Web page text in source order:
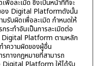
อละเมิด ซึ่งเป็นหน้าที่ที่จะ
อง Digital Platformดังนั้น
บผิดเพื่อละเมิด กำหนดให้
ะทำอันเป็นการละเมิดต่อ
Digital Platform ตามหลัก
ำความผิดของผู้อื่น
ทางกฎหมายที่สามารถ